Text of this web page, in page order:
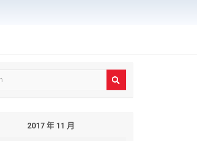
2017 年 11 月